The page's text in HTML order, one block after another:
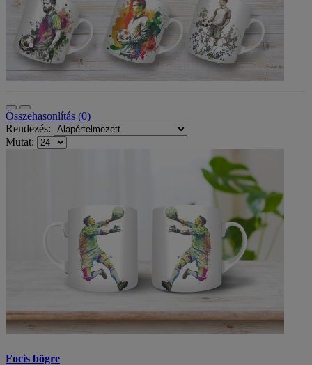
Összehasonlítás (0)
Rendezés:
Mutat:
Focis bögre